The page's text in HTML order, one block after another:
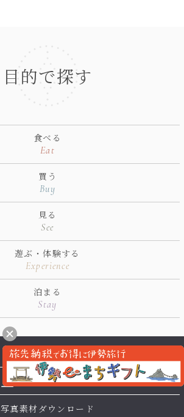
目的で探す
食べる
Eat
買う
Buy
見る
See
遊ぶ・体験する
Experience
泊まる
Stay
パンフレット
写真素材ダウンロード